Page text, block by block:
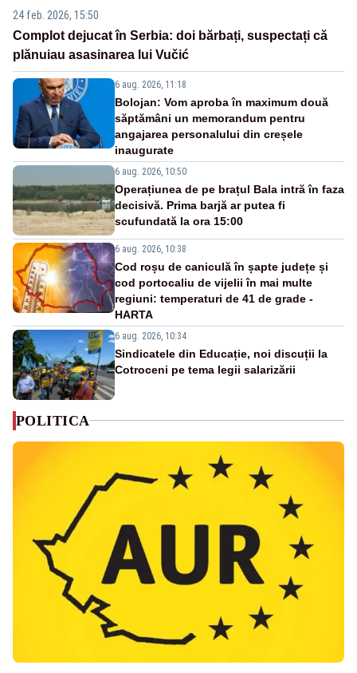
24 feb. 2026, 15:50
Complot dejucat în Serbia: doi bărbați, suspectați că
plănuiau asasinarea lui Vučić
6 aug. 2026, 11:18
Bolojan: Vom aproba în maximum două
săptămâni un memorandum pentru
angajarea personalului din creșele
inaugurate
6 aug. 2026, 10:50
Operațiunea de pe brațul Bala intră în faza
decisivă. Prima barjă ar putea fi
scufundată la ora 15:00
6 aug. 2026, 10:38
Cod roșu de caniculă în șapte județe și
cod portocaliu de vijelii în mai multe
regiuni: temperaturi de 41 de grade -
HARTA
6 aug. 2026, 10:34
Sindicatele din Educație, noi discuții la
Cotroceni pe tema legii salarizării
POLITICA